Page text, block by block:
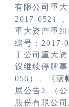
有限公司重
2017-052 ）
重大资产重
编号： 2017-
于公司重大
议继续停牌事
056 ）、《蓝
展公告》（公
股份有限公